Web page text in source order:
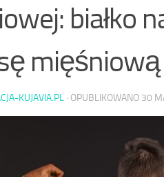
białko
mięśniową
KUJAVIA.PL · OPUBLIKOWANO 30